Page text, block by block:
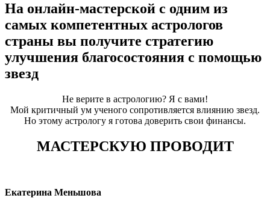
На онлайн-мастерской с одним из
самых компетентных астрологов
страны вы получите стратегию
улучшения благосостояния с помощью
звезд
Не верите в астрологию? Я с вами!
Мой критичный ум ученого сопротивляется влиянию звезд.
Но этому астрологу я готова доверить свои финансы.
МАСТЕРСКУЮ ПРОВОДИТ
Екатерина Меньшова